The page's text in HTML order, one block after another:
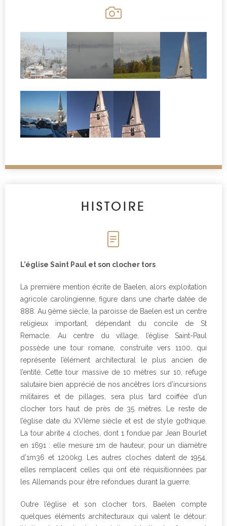
HISTOIRE
L’église Saint Paul et son clocher tors
La première mention écrite de Baelen, alors exploitation
agricole carolingienne, figure dans une charte datée de
888. Au 9ème siècle, la paroisse de Baelen est un centre
religieux important, dépendant du concile de St
Remacle. Au centre du village, l’église Saint-Paul
possède une tour romane, construite vers 1100, qui
représente l’élément architectural le plus ancien de
l’entité. Cette tour massive de 10 mètres sur 10, refuge
salutaire bien apprécié de nos ancêtres lors d’incursions
militaires et de pillages, sera plus tard coiffée d’un
clocher tors haut de près de 35 mètres. Le reste de
l’église date du XVIème siècle et est de style gothique.
La tour abrite 4 cloches, dont 1 fondue par Jean Bourlet
en 1691 : elle mesure 1m de hauteur, pour un diamètre
d’1m36 et 1200kg. Les autres cloches datent de 1954,
elles remplacent celles qui ont été réquisitionnées par
les Allemands pour être refondues durant la guerre.
Outre l’église et son clocher tors, Baelen compte
quelques éléments architecturaux qui valent le détour: